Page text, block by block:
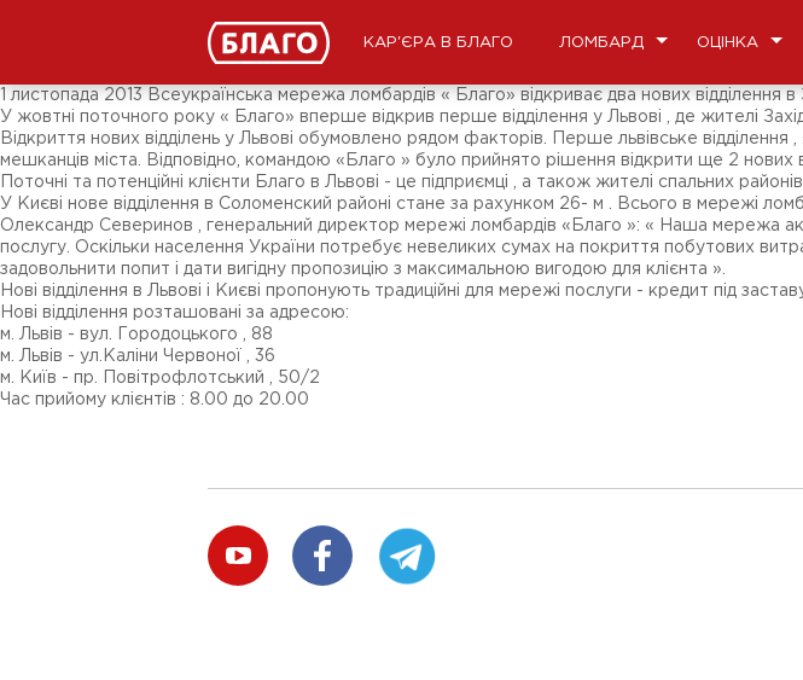
КАР'ЄРА В БЛАГО ЛОМБАРД ОЦІНКА
Підписники соц-мереж
1 листопада 2013 Всеукраїнська мережа ломбардів « Благо» відкриває два нових відділення в
У жовтні поточного року « Благо» вперше відкрив перше відділення у Львові , де жителі
Відкриття нових відділень у Львові обумовлено рядом факторів. Перше львівське
мешканців міста. Відповідно, командою «Благо » було прийнято рішення відкрити ще 2 нових
Поточні та потенційні клієнти Благо в Львові - це підприємці , а також жителі спальних районів.
У Києві нове відділення в Cоломенский районі стане за рахунком 26- м . Всього в мережі
Олександр Северинов , генеральний директор мережі ломбардів «Благо »: « Наша мережа
послугу. Оскільки населення України потребує невеликих сумах на покриття побутових
задовольнити попит і дати вигідну пропозицію з максимальною вигодою для клієнта ».
Нові відділення в Львові і Києві пропонують традиційні для мережі послуги - кредит під
Нові відділення розташовані за адресою:
м. Львів - вул. Городоцького , 88
м. Львів - ул.Каліни Червоної , 36
м. Київ - пр. Повітрофлотський , 50/2
Час прийому клієнтів : 8.00 до 20.00